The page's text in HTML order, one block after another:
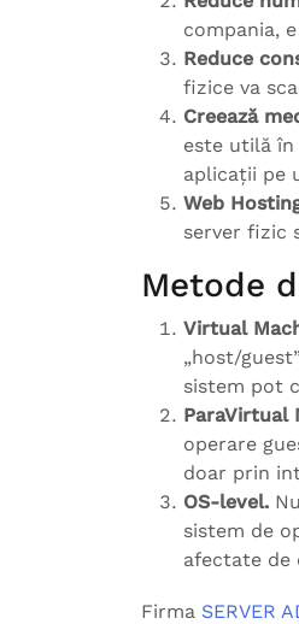
compania,
Reduce
fizice va
Creează
este utilă
aplicații pe
Web
server fizic
Metode
Virtual
„host/
sistem pot
ParaVirtual
operare
doar prin
OS-level.
sistem de
afectate de
Firma SERVER